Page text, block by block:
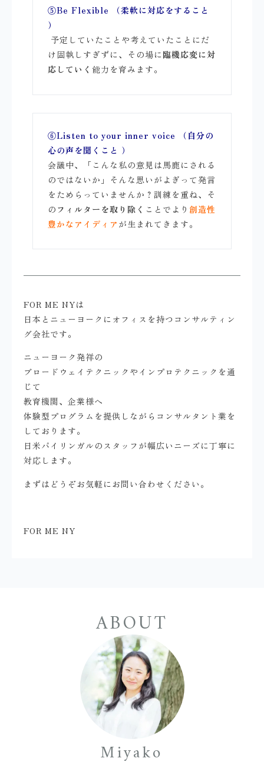
⑤Be Flexible （柔軟に対応をすること
）
予定していたことや考えていたことにだ
け固執しすぎずに、その場に臨機応変に対
応していく 能力を育みます。
⑥Listen to your inner voice （自分の
心の声を聞くこと ）
会議中、「こんな私の意見は馬鹿にされる
のではないか」そんな思いがよぎって発言
をためらっていませんか？訓練を重ね、そ
の フィルターを取り除く ことでより 創造性
豊かなアイディア が生まれてきます。
FOR ME NYは
日本とニューヨークにオフィスを持つコンサルティン
グ会社です。
ニューヨーク発祥の
ブロードウェイテクニックやインプロテクニックを通
じて
教育機関、企業様へ
体験型プログラムを提供しながらコンサルタント業を
しております。
日米バイリンガルのスタッフが幅広いニーズに丁寧に
対応します。
まずはどうぞお気軽にお問い合わせください。
FOR ME NY
ABOUT
Miyako